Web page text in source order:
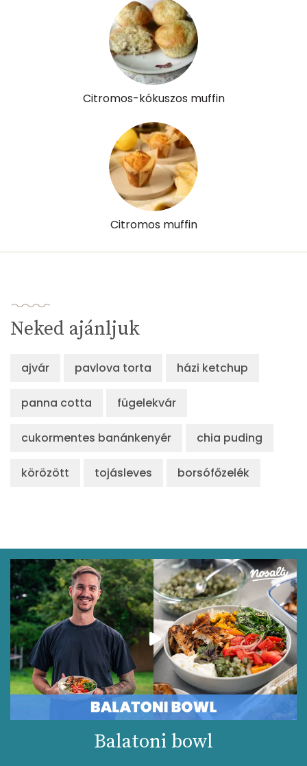
Citromos-kókuszos muffin
Citromos muffin
Neked ajánljuk
ajvár pavlova torta házi ketchup
panna cotta fügelekvár
cukormentes banánkenyér chia puding
körözött tojásleves borsófőzelék
Balatoni bowl